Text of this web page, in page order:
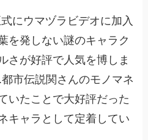
にウマヅラビデオに加入
を発しない謎のキャラク
さが好評で人気を博しま
市伝説関さんのモノマネ
いたことで大好評だった
キャラとして定着してい